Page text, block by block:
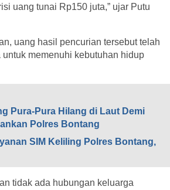
uang tunai Rp150 juta,” ujar Putu
uang hasil pencurian tersebut telah
memenuhi kebutuhan hidup
Pura-Pura Hilang di Laut Demi
Polres Bontang
SIM Keliling Polres Bontang,
tidak ada hubungan keluarga